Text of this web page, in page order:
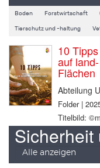
Boden Forstwirtschaft
Tierschutz und -haltung
10
auf
Flächen
Abteilung
Folder |
Titelbild:
Sicherheit
Alle anzeigen